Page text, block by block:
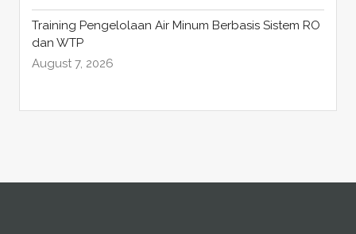
Training Pengelolaan Air Minum Berbasis Sistem RO
dan WTP
August 7, 2026